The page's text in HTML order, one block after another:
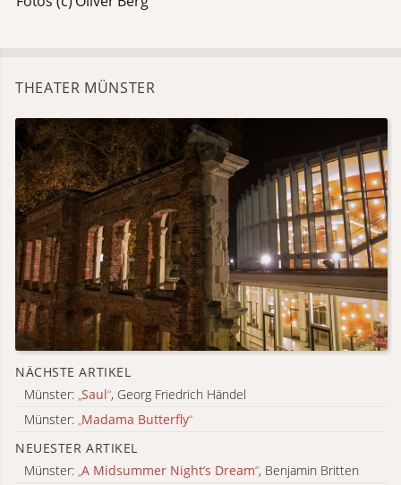
THEATER MÜNSTER
NÄCHSTE ARTIKEL
Münster: „Saul“, Georg Friedrich Händel
Münster: Madama Butterfly“
NEUESTER ARTIKEL
Münster: „A Midsummer Night’s Dream“, Benjamin Britten